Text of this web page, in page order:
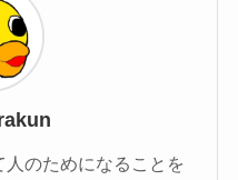
のためになることを